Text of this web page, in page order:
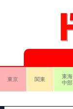
東京 関東
東海
中部